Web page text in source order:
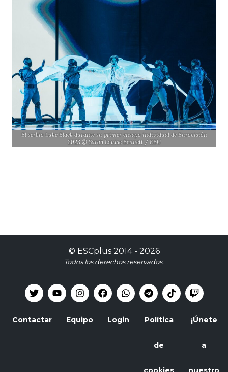
El serbio Luke Black durante su primer ensayo individual de Eurovisión
2023 © Sarah Louise Bennett / EBU
© ESCplus2014 - 2026
Todos los derechos reservados.
Contactar Equipo Login Política
de
¡Únete
a